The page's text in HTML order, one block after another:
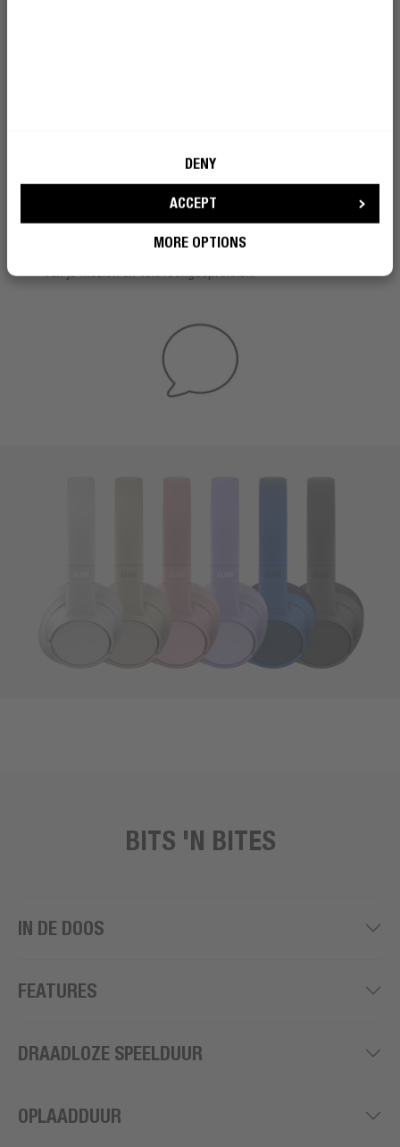
DENY
ACCEPT
MORE OPTIONS
Door drie keer op het middelste knopje aan de zijkant
van de rechter oorschelp te klikken, activeer je de
spraakassistent op je device (Siri of Google Assistant).
Gebruik spraakopdrachten voor handsfree bediening
BITS 'N BITES
IN DE DOOS
FEATURES
DRAADLOZE SPEELDUUR
OPLAADDUUR